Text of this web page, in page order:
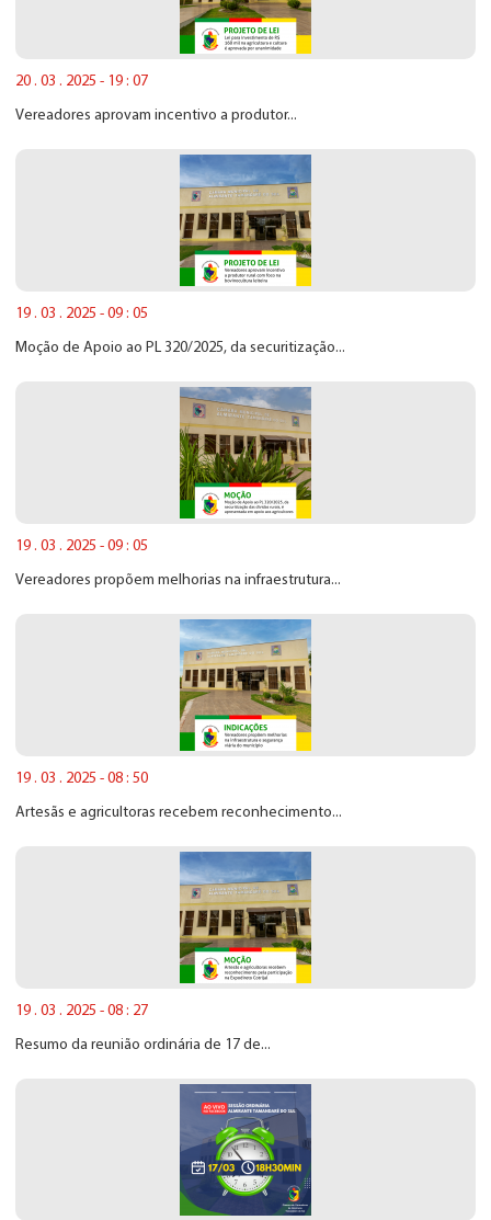
20 . 03 . 2025 - 19 : 07
Vereadores aprovam incentivo a produtor...
19 . 03 . 2025 - 09 : 05
Moção de Apoio ao PL 320/2025, da securitização...
19 . 03 . 2025 - 09 : 05
Vereadores propõem melhorias na infraestrutura...
19 . 03 . 2025 - 08 : 50
Artesãs e agricultoras recebem reconhecimento...
19 . 03 . 2025 - 08 : 27
Resumo da reunião ordinária de 17 de...